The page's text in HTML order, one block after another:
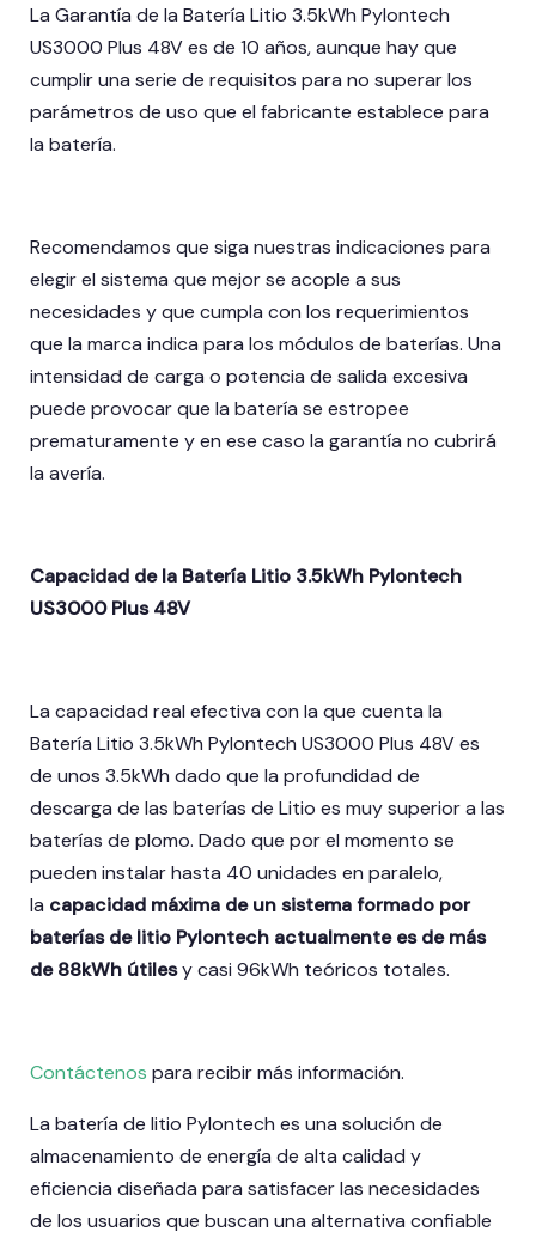
La Garantía de la Batería Litio 3.5kWh Pylontech
US3000 Plus 48V es de 10 años, aunque hay que
cumplir una serie de requisitos para no superar los
parámetros de uso que el fabricante establece para
la batería.
Recomendamos que siga nuestras indicaciones para
elegir el sistema que mejor se acople a sus
necesidades y que cumpla con los requerimientos
que la marca indica para los módulos de baterías. Una
intensidad de carga o potencia de salida excesiva
puede provocar que la batería se estropee
prematuramente y en ese caso la garantía no cubrirá
la avería.
Capacidad de la Batería Litio 3.5kWh Pylontech
US3000 Plus 48V
La capacidad real efectiva con la que cuenta la
Batería Litio 3.5kWh Pylontech US3000 Plus 48V es
de unos 3.5kWh dado que la profundidad de
descarga de las baterías de Litio es muy superior a las
baterías de plomo. Dado que por el momento se
pueden instalar hasta 40 unidades en paralelo,
la capacidad máxima de un sistema formado por
baterías de litio Pylontech actualmente es de más
de 88kWh útilesy casi 96kWh teóricos totales.
Contáctenos para recibir más información.
La batería de litio Pylontech es una solución de
almacenamiento de energía de alta calidad y
eficiencia diseñada para satisfacer las necesidades
de los usuarios que buscan una alternativa confiable